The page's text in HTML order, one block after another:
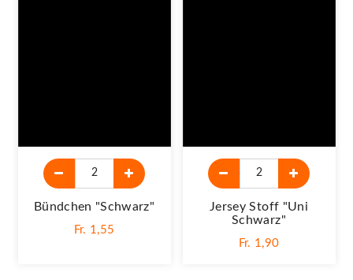
Bündchen "schwarz"
Fr. 1,55
Jersey Stoff "Uni
Schwarz"
Fr. 1,90